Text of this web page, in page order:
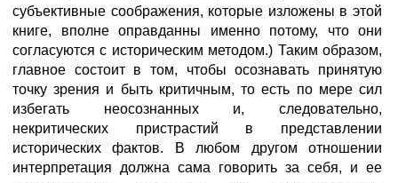
субъективные соображения, которые изложены в этой
книге, вполне оправданны именно потому, что они
согласуются с историческим методом.) Таким образом,
главное состоит в том, чтобы осознавать принятую
точку зрения и быть критичным, то есть по мере сил
избегать неосознанных и, следовательно,
некритических пристрастий в представлении
исторических фактов. В любом другом отношении
интерпретация должна сама говорить за себя, и ее